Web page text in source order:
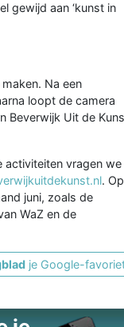
gewijd aan ‘kunst in
Na een
loopt de camera
Beverwijk Uit de
activiteiten vragen we
. Op
juni, zoals de
WaZ en de
je Google-